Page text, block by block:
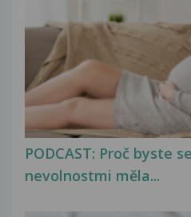
PODCAST: Proč byste
nevolnostmi měla...